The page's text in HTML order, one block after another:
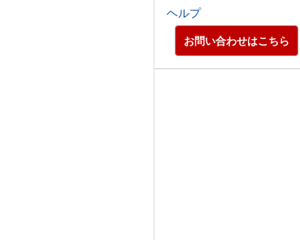
ヘルプ
お問い合わせはこちら